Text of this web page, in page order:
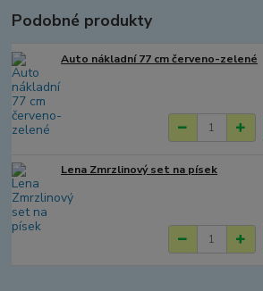
Podobné produkty
Auto nákladní 77 cm červeno-zelené
Lena Zmrzlinový set na písek